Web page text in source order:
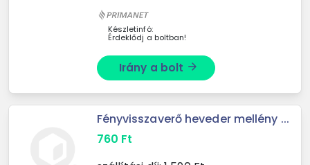
Készletinfó:
Érdeklődj a boltban!
Irány a bolt arrow_forward
Fényvisszaverő heveder mellény ...
760 Ft